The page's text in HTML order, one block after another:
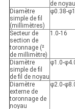
de
Diamètre
simple de fil
(millimètres)
φ0.38-
Secteur de
section de
toronnage (²
de millimètre)
1.0-16
Diamètre
simple de fil
de fil de noyau
φ1.0-
Diamètre
externe de
toronnage de
noyau
φ2.0-